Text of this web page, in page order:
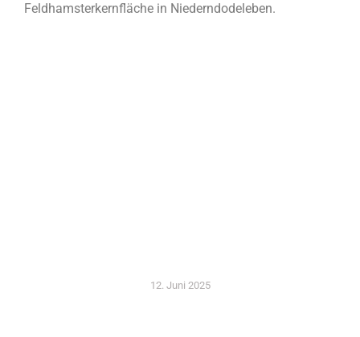
Feldhamsterkernfläche in Niederndodeleben.
12. Juni 2025